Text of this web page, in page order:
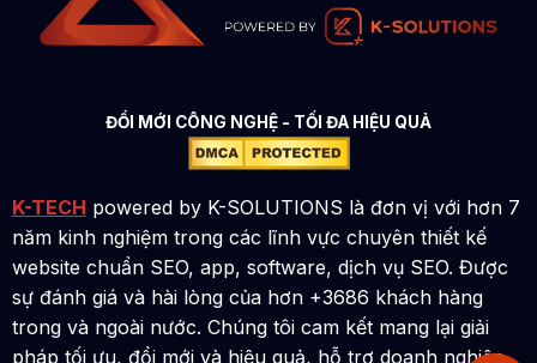
ĐỔI MỚI CÔNG NGHỆ - TỐI ĐA HIỆU QUẢ
K-TECH powered by K-SOLUTIONS là đơn vị với hơn 7
năm kinh nghiệm trong các lĩnh vực chuyên thiết kế
website chuẩn SEO, app, software, dịch vụ SEO. Được
sự đánh giá và hài lòng của hơn +3686 khách hàng
trong và ngoài nước. Chúng tôi cam kết mang lại giải
pháp tối ưu, đổi mới và hiệu quả, hỗ trợ doanh nghiệp